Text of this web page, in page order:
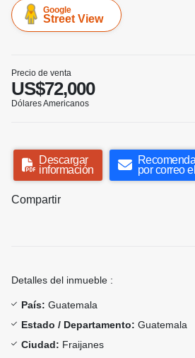
Google
Street View
Precio de venta
US$72,000
Dólares Americanos
Descargar
información
por correo
Compartir
Detalles del inmueble :
País: Guatemala
Estado / Departamento: Guatemala
Ciudad: Fraijanes